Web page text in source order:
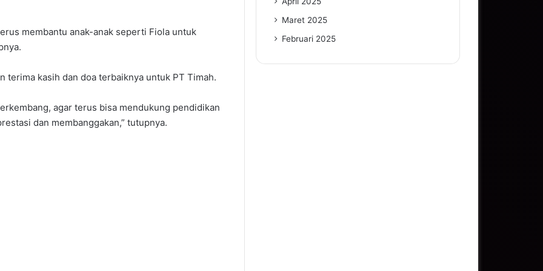
membantu anak-anak seperti Fiola untuk
terima kasih dan doa terbaiknya untuk PT Timah.
agar terus bisa mendukung pendidikan
dan membanggakan,” tutupnya.
Maret 2025
Februari 2025